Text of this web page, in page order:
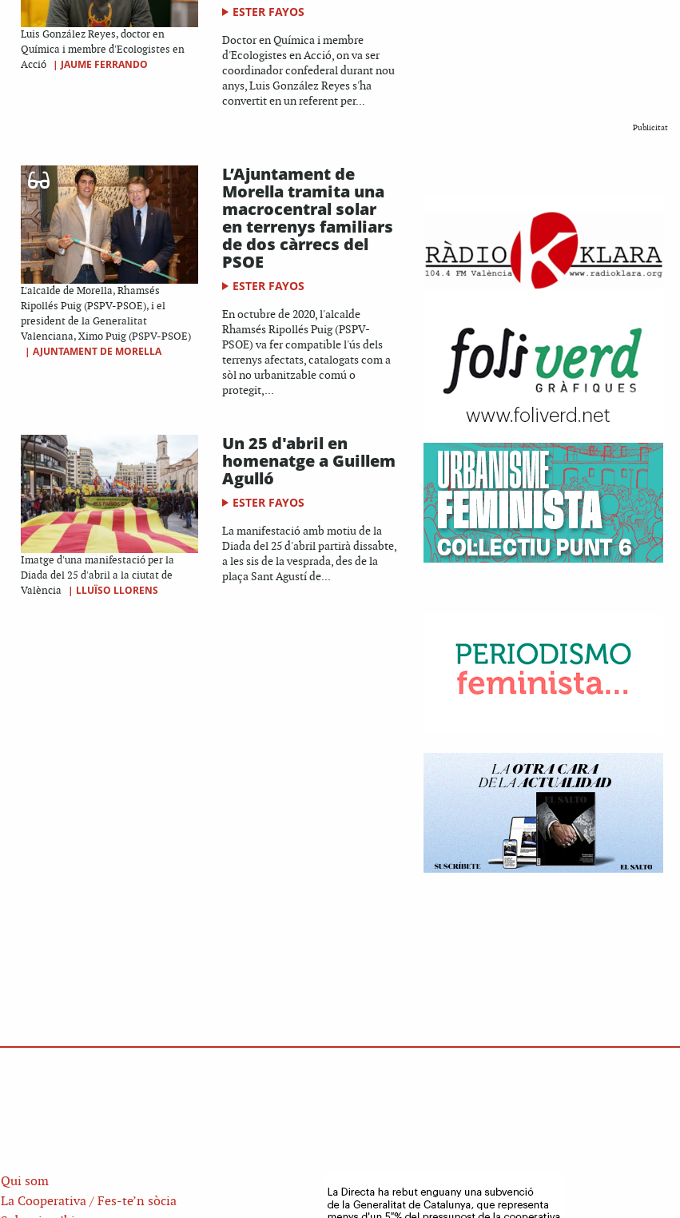
Luis González Reyes, doctor en
Química i membre d'Ecologistes en
Acció
| JAUME FERRANDO
ESTER FAYOS
Doctor en Química i membre
d'Ecologistes en Acció, on va ser
coordinador confederal durant nou
anys, Luis González Reyes s'ha
convertit en un referent per...
L'alcalde de Morella, Rhamsés
Ripollés Puig (PSPV-PSOE), i el
president de la Generalitat
Valenciana, Ximo Puig (PSPV-PSOE)
| AJUNTAMENT DE MORELLA
L’Ajuntament de
Morella tramita una
macrocentral solar
en terrenys familiars
de dos càrrecs del
PSOE
ESTER FAYOS
En octubre de 2020, l'alcalde
Rhamsés Ripollés Puig (PSPV-
PSOE) va fer compatible l'ús dels
terrenys afectats, catalogats com a
sòl no urbanitzable comú o
protegit,...
Imatge d'una manifestació per la
Diada del 25 d'abril a la ciutat de
València
| LLUÏSO LLORENS
Un 25 d'abril en
homenatge a Guillem
Agulló
ESTER FAYOS
La manifestació amb motiu de la
Diada del 25 d'abril partirà dissabte,
a les sis de la vesprada, des de la
plaça Sant Agustí de...
Publicitat
Qui som
La Cooperativa / Fes-te’n sòcia